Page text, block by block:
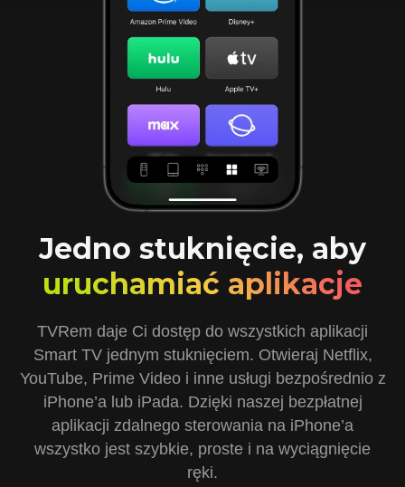
Jedno stuknięcie, aby
uruchamiać aplikacje
TVRem daje Ci dostęp do wszystkich aplikacji
Smart TV jednym stuknięciem. Otwieraj Netflix,
YouTube, Prime Video i inne usługi bezpośrednio z
iPhone’a lub iPada. Dzięki naszej bezpłatnej
aplikacji zdalnego sterowania na iPhone’a
wszystko jest szybkie, proste i na wyciągnięcie
ręki.